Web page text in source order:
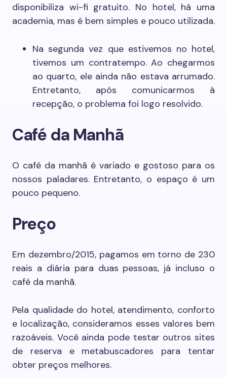
disponibiliza wi-fi gratuito. No hotel, há uma
academia, mas é bem simples e pouco utilizada.
Na segunda vez que estivemos no hotel,
tivemos um contratempo. Ao chegarmos
ao quarto, ele ainda não estava arrumado.
Entretanto, após comunicarmos à
recepção, o problema foi logo resolvido.
Café da Manhã
O café da manhã é variado e gostoso para os
nossos paladares. Entretanto, o espaço é um
pouco pequeno.
Preço
Em dezembro/2015, pagamos em torno de 230
reais a diária para duas pessoas, já incluso o
café da manhã.
Pela qualidade do hotel, atendimento, conforto
e localização, consideramos esses valores bem
razoáveis. Você ainda pode testar outros sites
de reserva e metabuscadores para tentar
obter preços melhores.